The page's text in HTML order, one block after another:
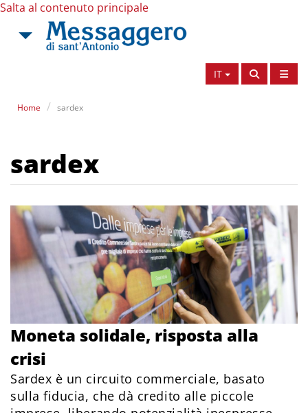
Salta al contenuto principale
IT
Home sardex
sardex
Moneta solidale, risposta alla
crisi
Sardex è un circuito commerciale, basato
sulla fiducia, che dà credito alle piccole